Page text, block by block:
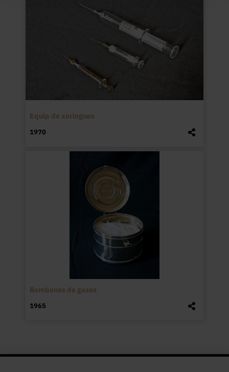
Equip de xeringues
1970
Bombones de gases
1965